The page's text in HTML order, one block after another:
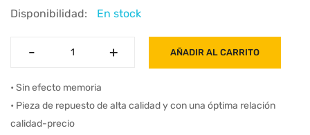
Disponibilidad: En stock
- +
- + AÑADIR AL CARRITO
• Sin efecto memoria
• Pieza de repuesto de alta calidad y con una óptima relación
calidad-precio